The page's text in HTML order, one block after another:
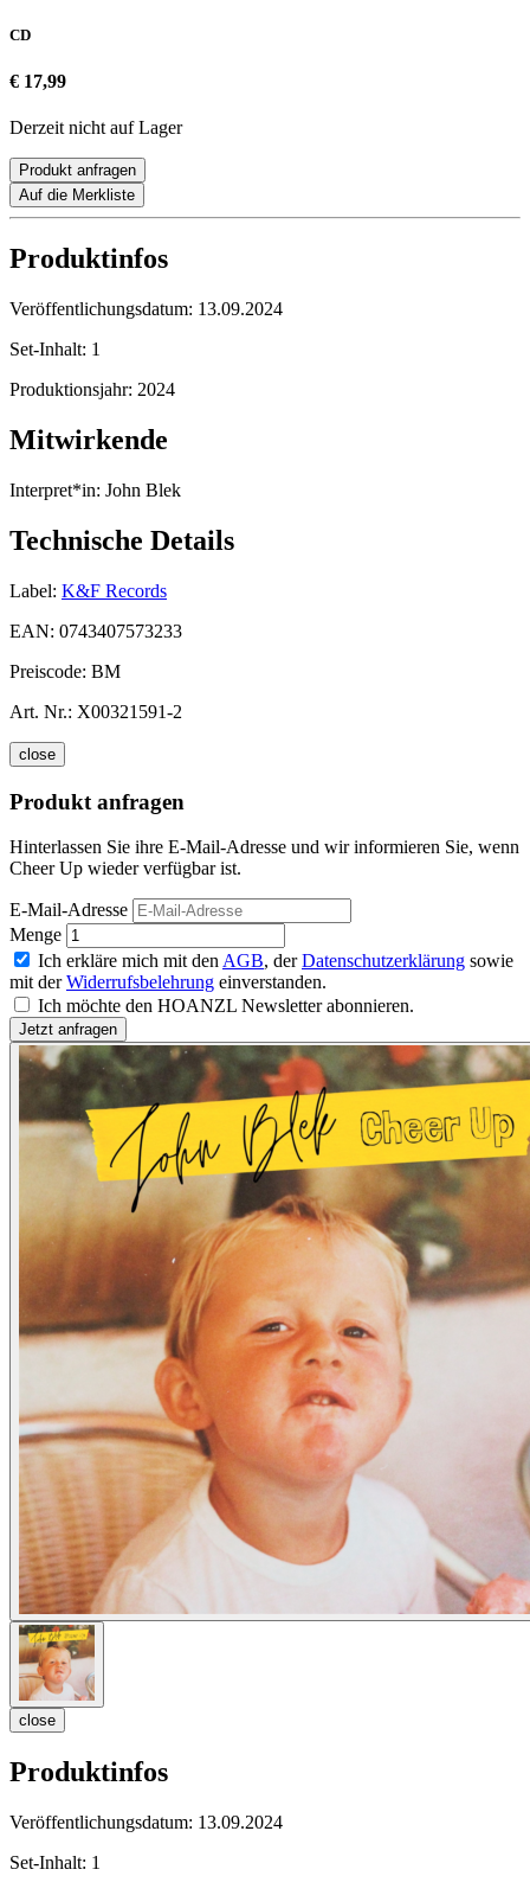
CD
€ 17,99
Derzeit nicht auf Lager
Produkt anfragen
Auf die Merkliste
Produktinfos
Veröffentlichungsdatum: 13.09.2024
Set-Inhalt: 1
Produktionsjahr: 2024
Mitwirkende
Interpret*in: John Blek
Technische Details
Label: K&F Records
EAN: 0743407573233
Preiscode: BM
Art. Nr.: X00321591-2
close
Produkt anfragen
Hinterlassen Sie ihre E-Mail-Adresse und wir informieren Sie, wenn
Cheer Up wieder verfügbar ist.
E-Mail-Adresse
Menge
Ich erkläre mich mit den AGB, derDatenschutzerklärung sowie
mit derWiderrufsbelehrung einverstanden.
Ich möchte den HOANZL Newsletter abonnieren.
close
Produktinfos
Veröffentlichungsdatum: 13.09.2024
Set-Inhalt: 1